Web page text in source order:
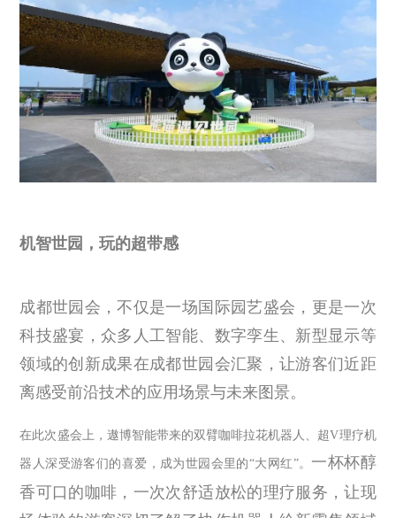
机智世园，玩的超带感
成都世园会，不仅是一场国际园艺盛会，更是一次
科技盛宴，众多人工智能、数字孪生、新型显示等
领域的创新成果在成都世园会汇聚，让游客们近距
离感受前沿技术的应用场景与未来图景。
在此次盛会上，遨博智能带来的双臂咖啡拉花机器人、超V理疗机
器人深受游客们的喜爱，成为世园会里的“大网红”。 一杯杯醇
香可口的咖啡，一次次舒适放松的理疗服务，让现